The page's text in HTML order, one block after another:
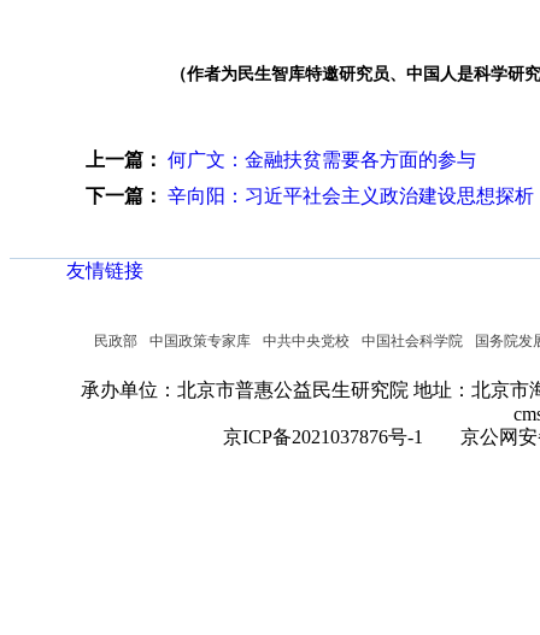
（作者为民生智库特邀研究员、中国人是科学研
上一篇： 何广文：金融扶贫需要各方面的参与
下一篇： 辛向阳：习近平社会主义政治建设思想探析
友情链接
民政部 中国政策专家库 中共中央党校 中国社会科学院 国务院发
承办单位：北京市普惠公益民生研究院 地址：北京市
京ICP备2021037876号-1
京公网安